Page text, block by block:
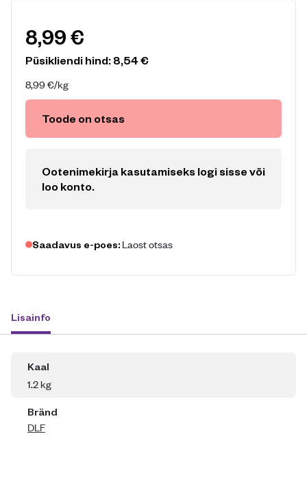
8,99€
Püsikliendi hind:8,54€
8,99€/kg
Toode on otsas
Ootenimekirja kasutamiseks logi sisse või
loo konto.
Saadavus e-poes: Laost otsas
Lisainfo
Kaal
1.2 kg
Bränd
DLF